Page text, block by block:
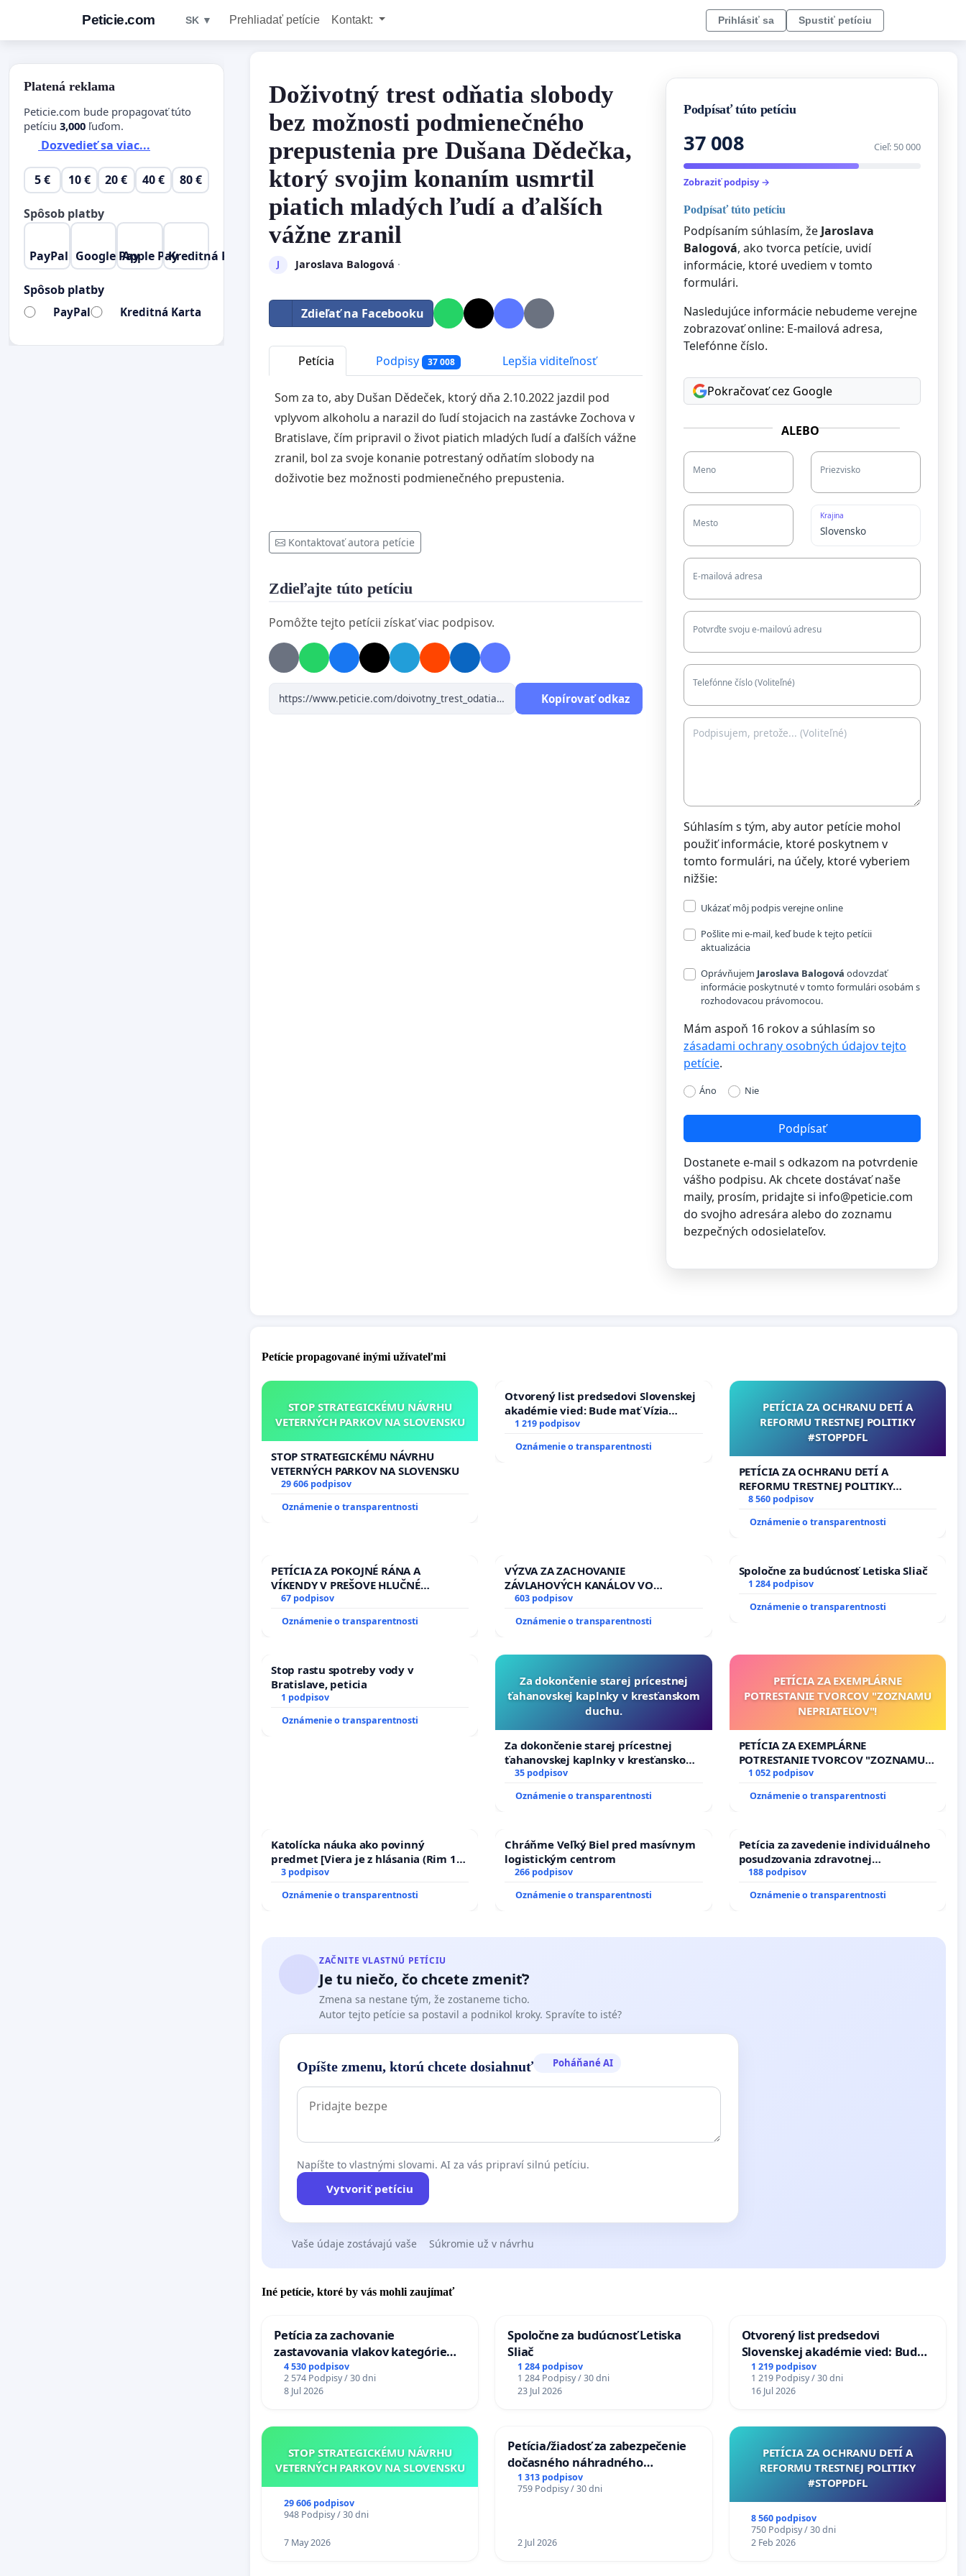
Peticie.com SK ▼ Prehliadať petície Kontakt: Prihlásiť sa Spustiť petíciu
Doživotný trest odňatia slobody
bez možnosti podmienečného
prepustenia pre Dušana Dědečka,
ktorý svojim konaním usmrtil
piatich mladých ľudí a ďalších
vážne zranil
J Jaroslava Balogová ·
Zdieľať na Facebooku
Petícia Podpisy 37 008 Lepšia viditeľnosť
Som za to, aby Dušan Dědeček, ktorý dňa 2.10.2022 jazdil pod
vplyvom alkoholu a narazil do ľudí stojacich na zastávke Zochova v
Bratislave, čím pripravil o život piatich mladých ľudí a ďalších vážne
zranil, bol za svoje konanie potrestaný odňatím slobody na
doživotie bez možnosti podmienečného prepustenia.
Kontaktovať autora petície
Zdieľajte túto petíciu
Pomôžte tejto petícii získať viac podpisov.
Kopírovať odkaz
Podpísať túto petíciu
37 008 Cieľ: 50 000
Zobraziť podpisy →
Podpísať túto petíciu
Podpísaním súhlasím, že Jaroslava
Balogová, ako tvorca petície, uvidí
informácie, ktoré uvediem v tomto
formulári.
Nasledujúce informácie nebudeme verejne
zobrazovať online: E-mailová adresa,
Telefónne číslo.
Pokračovať cez Google
ALEBO
Meno Priezvisko
Mesto
Krajina
E-mailová adresa
Potvrďte svoju e-mailovú adresu
Telefónne číslo (Voliteľné)
Súhlasím s tým, aby autor petície mohol
použiť informácie, ktoré poskytnem v
tomto formulári, na účely, ktoré vyberiem
nižšie:
Ukázať môj podpis verejne online
Pošlite mi e-mail, keď bude k tejto petícii
aktualizácia
Oprávňujem Jaroslava Balogová odovzdať
informácie poskytnuté v tomto formulári osobám s
rozhodovacou právomocou.
Mám aspoň 16 rokov a súhlasím so
zásadami ochrany osobných údajov tejto
petície.
Áno Nie
Podpísať
Dostanete e-mail s odkazom na potvrdenie
vášho podpisu. Ak chcete dostávať naše
maily, prosím, pridajte si info@peticie.com
do svojho adresára alebo do zoznamu
bezpečných odosielateľov.
Petície propagované inými užívateľmi
STOP STRATEGICKÉMU NÁVRHU
VETERNÝCH PARKOV NA SLOVENSKU
STOP STRATEGICKÉMU NÁVRHU
VETERNÝCH PARKOV NA SLOVENSKU
29 606 podpisov
Oznámenie o transparentnosti
Otvorený list predsedovi Slovenskej
akadémie vied: Bude mať Vízia
Slovenska 2040 mravnú chrbticu?
1 219 podpisov
Oznámenie o transparentnosti
PETÍCIA ZA OCHRANU DETÍ A
REFORMU TRESTNEJ POLITIKY
#STOPPDFL
PETÍCIA ZA OCHRANU DETÍ A
REFORMU TRESTNEJ POLITIKY
#STOPPDFL
8 560 podpisov
Oznámenie o transparentnosti
PETÍCIA ZA POKOJNÉ RÁNA A
VÍKENDY V PREŠOVE HLUČNÉ
STAVEBNÉ PRÁCE V SOBOTU LEN OD
TÝŽDEŇ CIEĽ 8.00 – 18.00 HOD. A
67 podpisov
Oznámenie o transparentnosti
VÝZVA ZA ZACHOVANIE
ZÁVLAHOVÝCH KANÁLOV VO
VÝLUČNOM VLASTNÍCTVE A POD
& žiadosť na riešenie zanedbaného
kanálov na Slovensku
603 podpisov
Oznámenie o transparentnosti
Spoločne za budúcnosť Letiska Sliač
1 284 podpisov
Oznámenie o transparentnosti
Stop rastu spotreby vody v
Bratislave, peticia
1 podpisov
Oznámenie o transparentnosti
Za dokončenie starej prícestnej
ťahanovskej kaplnky v kresťanskom
duchu.
Za dokončenie starej prícestnej
ťahanovskej kaplnky v kresťanskom
duchu.
35 podpisov
Oznámenie o transparentnosti
PETÍCIA ZA EXEMPLÁRNE
POTRESTANIE TVORCOV "ZOZNAMU
NEPRIATEĽOV"!
PETÍCIA ZA EXEMPLÁRNE
POTRESTANIE TVORCOV "ZOZNAMU
NEPRIATEĽOV"!
1 052 podpisov
Oznámenie o transparentnosti
Katolícka náuka ako povinný
predmet [Viera je z hlásania (Rim 10,
17)]
3 podpisov
Oznámenie o transparentnosti
Chráňme Veľký Biel pred masívnym
logistickým centrom
266 podpisov
Oznámenie o transparentnosti
Petícia za zavedenie individuálneho
posudzovania zdravotnej
spôsobilosti osôb s diabetom 1. a 2.
zboru SR
188 podpisov
Oznámenie o transparentnosti
ZAČNITE VLASTNÚ PETÍCIU
Je tu niečo, čo chcete zmeniť?
Zmena sa nestane tým, že zostaneme ticho.
Autor tejto petície sa postavil a podnikol kroky. Spravíte to isté?
Opíšte zmenu, ktorú chcete dosiahnuť Poháňané AI
Napíšte to vlastnými slovami. AI za vás pripraví silnú petíciu.
Vytvoriť petíciu
Vaše údaje zostávajú vaše Súkromie už v návrhu
Iné petície, ktoré by vás mohli zaujímať
Petícia za zachovanie
zastavovania vlakov kategórie
Expres (Ex) TATRAN v železničnej
stanici Púchov
4 530 podpisov
2 574 Podpisy / 30 dni
8 Jul 2026
Spoločne za budúcnosť Letiska
Sliač
1 284 podpisov
1 284 Podpisy / 30 dni
23 Jul 2026
Otvorený list predsedovi
Slovenskej akadémie vied: Bude
mať Vízia Slovenska 2040 mravnú
chrbticu?
1 219 podpisov
1 219 Podpisy / 30 dni
16 Jul 2026
STOP STRATEGICKÉMU NÁVRHU
VETERNÝCH PARKOV NA SLOVENSKU
29 606 podpisov
948 Podpisy / 30 dni
7 May 2026
Petícia/žiadosť za zabezpečenie
dočasného náhradného
premostenia Váhu počas úplnej
uzávery Vážskeho mosta v
1 313 podpisov
759 Podpisy / 30 dni
2 Jul 2026
PETÍCIA ZA OCHRANU DETÍ A
REFORMU TRESTNEJ POLITIKY
#STOPPDFL
8 560 podpisov
750 Podpisy / 30 dni
2 Feb 2026
Platená reklama
Peticie.com bude propagovať túto
petíciu 3,000 ľuďom.
Dozvedieť sa viac...
5 € 10 € 20 € 40 € 80 €
Spôsob platby
PayPal Google PayApple PayKreditná Karta
Spôsob platby
PayPal Kreditná Karta